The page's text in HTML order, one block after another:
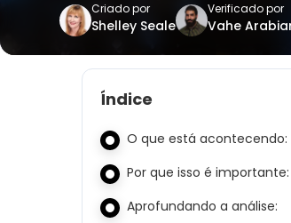
Criado por
Shelley Seale
Verificado por
Vahe
Índice
O que está acontecendo:
Por que isso é importante:
Aprofundando a análise: